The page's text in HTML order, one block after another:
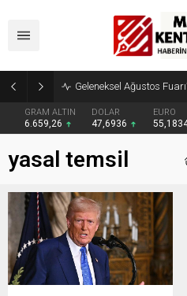
Geleneksel Ağustos
GRAM ALTIN
6.659,26
DOLAR
47,6936
EURO
yasal temsil